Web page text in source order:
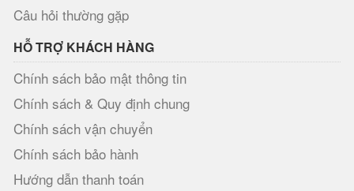
Câu hỏi thường gặp
HỖ TRỢ KHÁCH HÀNG
Chính sách bảo mật thông tin
Chính sách & Quy định chung
Chính sách vận chuyển
Chính sách bảo hành
Hướng dẫn thanh toán